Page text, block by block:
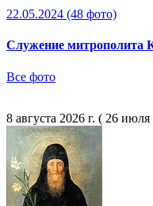
22.05.2024 (48 фото)
Служение митрополита
Все фото
8 августа 2026 г. ( 26 июля